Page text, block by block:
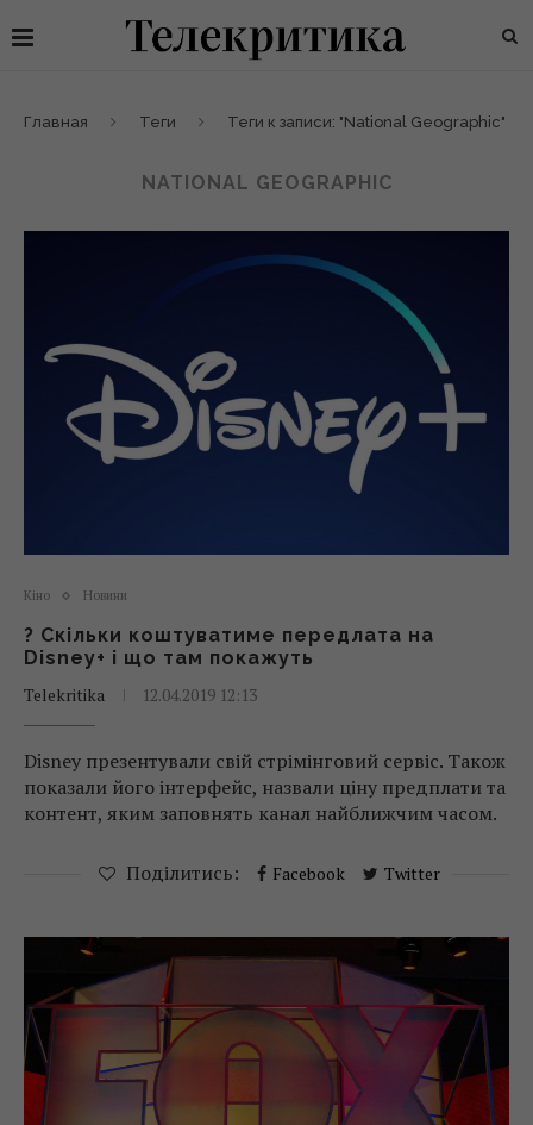
Главная Теги Теги к записи: "National Geographic"
NATIONAL GEOGRAPHIC
Кіно Новини
? Скільки коштуватиме передлата на
Disney+ і що там покажуть
Telekritika
12.04.2019 12:13
Disney презентували свій стрімінговий сервіс. Також
показали його інтерфейс, назвали ціну предплати та
контент, яким заповнять канал найближчим часом.
Поділитись: Facebook Twitter